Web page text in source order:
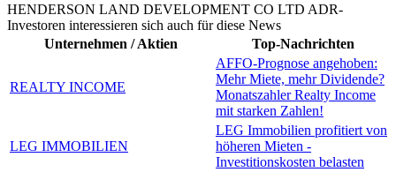
HENDERSON LAND DEVELOPMENT CO LTD ADR-
Investoren interessieren sich auch für diese News
Unternehmen / Aktien
Top-Nachrichten
REALTY INCOME
AFFO-Prognose angehoben:
Mehr Miete, mehr Dividende?
Monatszahler Realty Income
mit starken Zahlen!
LEG IMMOBILIEN
LEG Immobilien profitiert von
höheren Mieten -
Investitionskosten belasten